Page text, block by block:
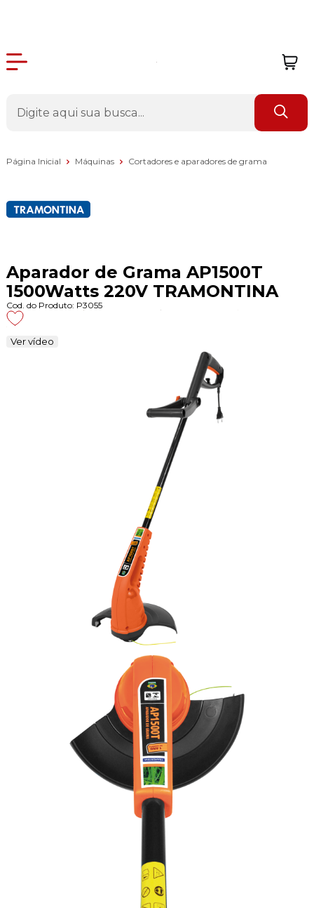
Página Inicial Máquinas Cortadores e aparadores de grama
Aparador de Grama AP1500T
1500Watts 220V TRAMONTINA
Cod. do Produto: P3055
Ver vídeo